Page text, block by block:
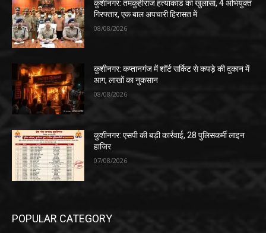
कुशीनगर: तमकुहीराज हत्याकांड का खुलासा, 4 अभियुक्त
गिरफ्तार, एक बाल अपचारी हिरासत में
08/08/2026
कुशीनगर: कप्तानगंज में शॉर्ट सर्किट से कपड़े की दुकान में
आग, लाखों का नुकसान
08/08/2026
कुशीनगर: एसपी की बड़ी कार्रवाई, 28 पुलिसकर्मी लाइन
हाजिर
07/08/2026
POPULAR CATEGORY